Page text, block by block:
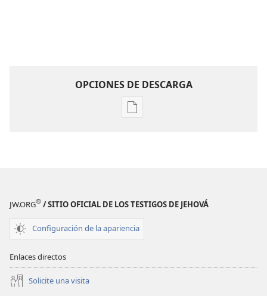
OPCIONES DE DESCARGA
Opciones
Septiembre
JW.ORG® / SITIO OFICIAL DE LOS TESTIGOS DE JEHOVÁ
Configuración de la apariencia
Enlaces directos
Solicite una visita